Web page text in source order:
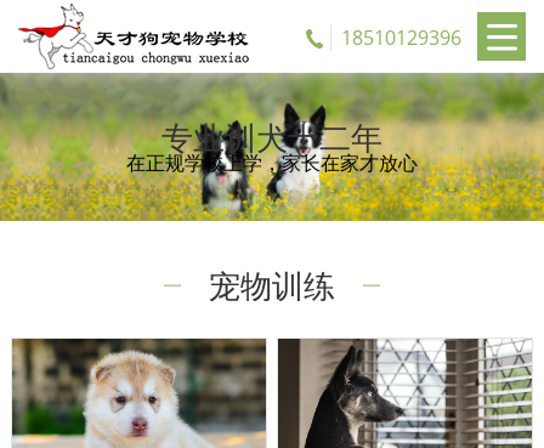
18510129396
专业训犬十二年
在正规学校上学，家长在家才放心
宠物训练